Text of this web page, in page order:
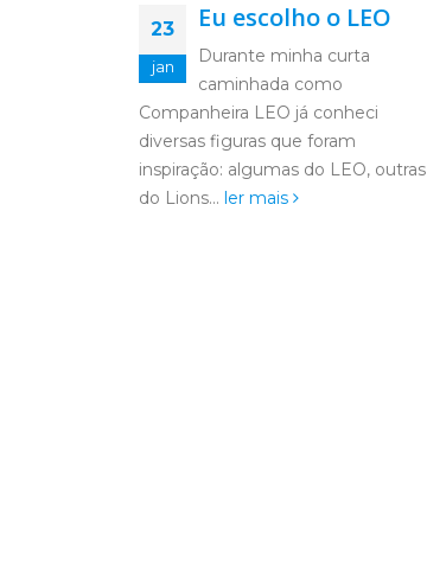
23
jan
Eu escolho o LEO
Durante minha curta
caminhada como
Companheira LEO já conheci
diversas figuras que foram
inspiração: algumas do LEO, outras
do Lions... ler mais